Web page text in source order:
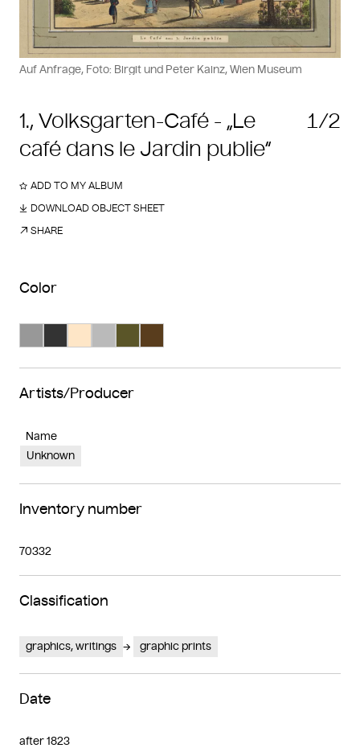
1., Volksgarten-Café - „Le
café dans le Jardin publie“
1/2
Auf Anfrage, Foto: Birgit und Peter Kainz, Wien Museum
ADD TO MY ALBUM
DOWNLOAD OBJECT SHEET
SHARE
Color
Artists/Producer
Name
Unknown
Inventory number
70332
Classification
graphics, writings graphic prints
Date
after 1823